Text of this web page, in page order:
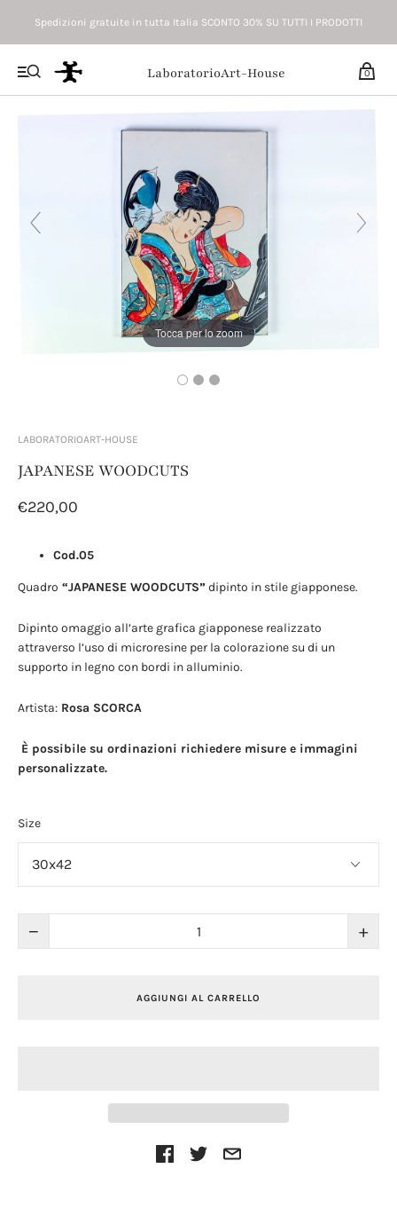
Spedizioni gratuite in tutta Italia SCONTO 30% SU TUTTI I PRODOTTI
LaboratorioArt-House 0
Tocca per lo zoom
LABORATORIOART-HOUSE
JAPANESE WOODCUTS
€220,00
Cod.05
Quadro “JAPANESE WOODCUTS”dipinto in stile giapponese.
Dipinto omaggio all’arte grafica giapponese realizzato
attraverso l’uso di microresine per la colorazione su di un
supporto in legno con bordi in alluminio.
Artista: Rosa SCORCA
È possibile su ordinazioni richiedere misure e immagini
personalizzate.
Size
− +
AGGIUNGI AL CARRELLO